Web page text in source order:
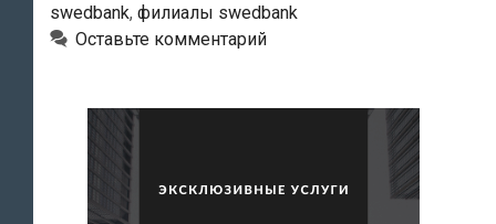
swedbank, филиалы swedbank
Оставьте комментарий